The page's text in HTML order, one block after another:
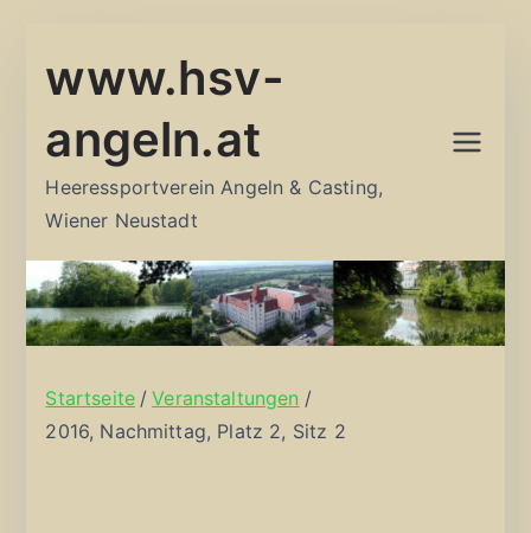
Inhalt
www.hsv-
angeln.at
Heeressportverein Angeln & Casting,
Wiener Neustadt
Startseite
Veranstaltungen
2016, Nachmittag, Platz 2, Sitz 2